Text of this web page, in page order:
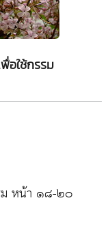
อใช้กรรม
ม หน้า ๑๘-๒๐